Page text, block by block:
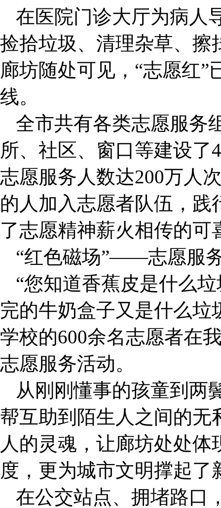
在医院门诊大厅为病人
捡拾垃圾、清理杂草、
廊坊随处可见，“志愿红
线。
全市共有各类志愿服务
所、社区、窗口等建设了
志愿服务人数达200万
的人加入志愿者队伍，践
了志愿精神薪火相传的可
“红色磁场”——志愿服
“您知道香蕉皮是什么
完的牛奶盒子又是什么
学校的600余名志愿者在
志愿服务活动。
从刚刚懂事的孩童到两
帮互助到陌生人之间的无
人的灵魂，让廊坊处处体
度，更为城市文明撑起了
在公交站点、拥堵路口